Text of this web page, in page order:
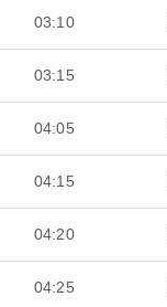
03:10
03:15
04:05
04:15
04:20
04:25